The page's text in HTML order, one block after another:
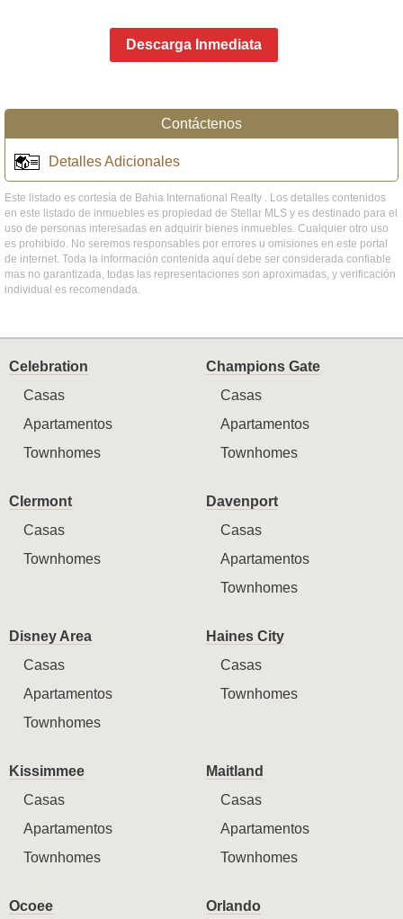
Descarga Inmediata
Contáctenos
Detalles Adicionales
Este listado es cortesía de Bahia International Realty . Los detalles contenidos
en este listado de inmuebles es propiedad de Stellar MLS y es destinado para el
uso de personas interesadas en adquirir bienes inmuebles. Cualquier otro uso
es prohibido. No seremos responsables por errores u omisiones en este portal
de internet. Toda la información contenida aquí debe ser considerada confiable
mas no garantizada, todas las representaciones son aproximadas, y verificación
individual es recomendada.
Celebration
Casas
Apartamentos
Townhomes
Champions Gate
Casas
Apartamentos
Townhomes
Clermont
Casas
Townhomes
Davenport
Casas
Apartamentos
Townhomes
Disney Area
Casas
Apartamentos
Townhomes
Haines City
Casas
Townhomes
Kissimmee
Casas
Apartamentos
Townhomes
Maitland
Casas
Apartamentos
Townhomes
Ocoee
Orlando